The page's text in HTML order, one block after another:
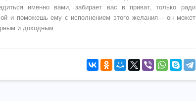
именно вами, забирает вас в приват, только ради
и поможешь ему с исполнением этого желания – он может
и доходным.